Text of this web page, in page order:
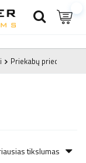
Priekabų priedai
tikslumas